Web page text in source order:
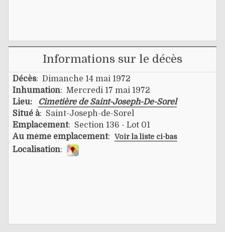
Informations sur le décès
Décès: Dimanche 14 mai 1972
Inhumation: Mercredi 17 mai 1972
Lieu:
Cimetière de Saint-Joseph-De-Sorel
Situé à: Saint-Joseph-de-Sorel
Emplacement: Section 136 - Lot 01
Au même emplacement: Voir la liste ci-bas
Localisation: